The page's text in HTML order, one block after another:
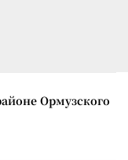
Ормузского